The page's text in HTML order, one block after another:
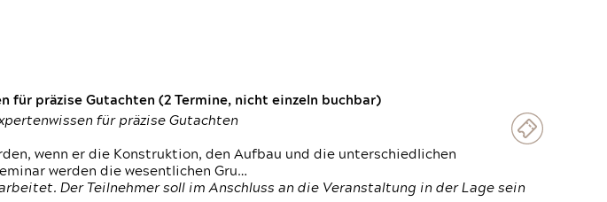
für präzise Gutachten (2 Termine, nicht einzeln buchbar)
für präzise Gutachten
wenn er die Konstruktion, den Aufbau und die unterschiedlichen
werden die wesentlichen Gru…
Der Teilnehmer soll im Anschluss an die Veranstaltung in der Lage sein